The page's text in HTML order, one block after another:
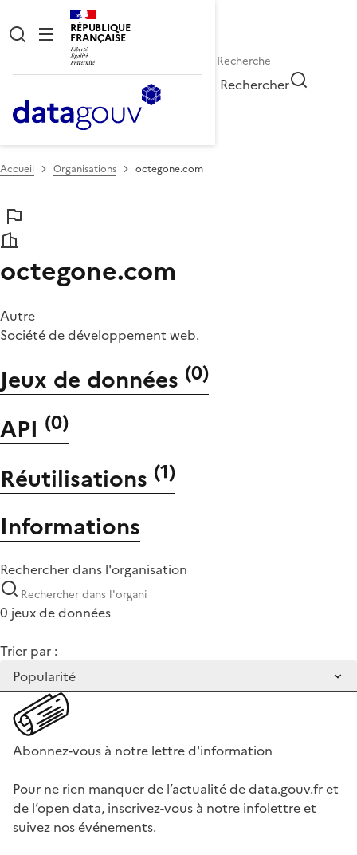
RÉPUBLIQUE
FRANÇAISE
Rechercher
Accueil Organisations octegone.com
octegone.com
Autre
Société de développement web.
Jeux de données (0)
API (0)
Réutilisations (1)
Informations
Rechercher dans l'organisation
0 jeux de données
Trier par :
Abonnez-vous à notre lettre d'information
Pour ne rien manquer de l’actualité de data.gouv.fr et
de l’open data, inscrivez-vous à notre infolettre et
suivez nos événements.